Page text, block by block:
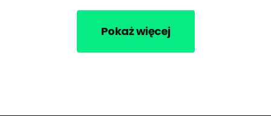
Pokaż więcej